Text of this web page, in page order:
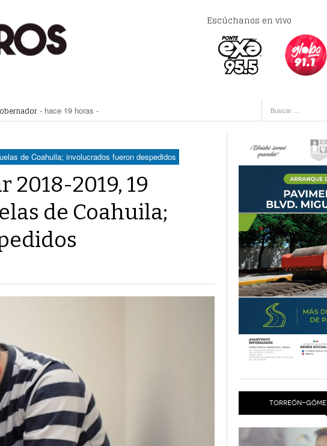
Escúchanos en vivo
- hace 19 horas -
por red para comunidades rurales- hace 19 horas -
jueces en 2028
captan a responsables- hace 19 horas -
de Coahuila; involucrados fueron despedidos
2019, 19
de Coahuila;
TORREÓN-